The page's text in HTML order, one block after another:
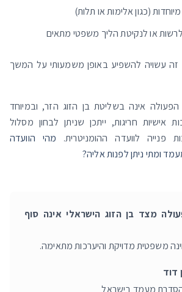
(כגון אלימות או תלות)
או לנקיטת הליך משפטי מתאים
זה עשויה להשפיע באופן משמעותי על המשך
אינה בשליטת בן הזוג הזר, ובמיוחד
אישיות חריגות, ייתכן שניתן לבחון מסלול
פנייה לוועדה ההומניטרית.
מהי הוועדה
ומתי ניתן לפנות אליה?
מצד בן הזוג הישראלי אינה סוף
משפטית מדויקת והיערכות מתאימה.
דוד
מעמד בישראל